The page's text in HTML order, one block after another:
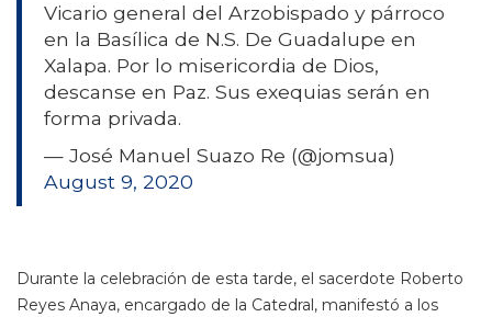
Vicario general del Arzobispado y párroco
en la Basílica de N.S. De Guadalupe en
Xalapa. Por lo misericordia de Dios,
descanse en Paz. Sus exequias serán en
forma privada.
— José Manuel Suazo Re (@jomsua)
August 9, 2020
Durante la celebración de esta tarde, el sacerdote Roberto
Reyes Anaya, encargado de la Catedral, manifestó a los